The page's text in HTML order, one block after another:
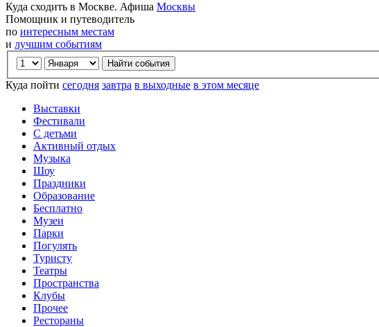
Куда сходить в Москве. Афиша Москвы
Помощник и путеводитель
по интересным местам
и лучшим событиям
Куда пойти сегодня завтра в выходные в этом месяце
Выставки
Фестивали
С детьми
Активный отдых
Музыка
Шоу
Праздники
Образование
Бесплатно
Музеи
Парки
Погулять
Туристу
Театры
Пространства
Клубы
Прочее
Рестораны